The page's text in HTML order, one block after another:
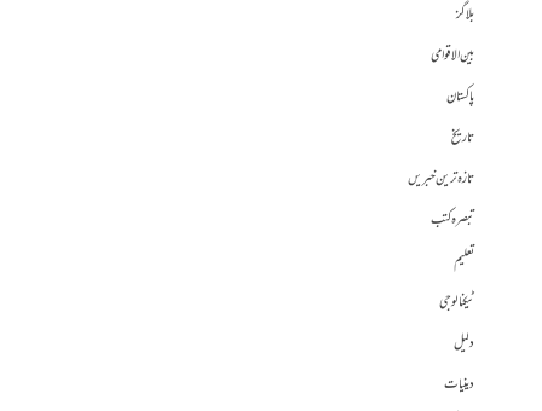
بلاگز
بین الاقوامی
پاکستان
تاریخ
تازہ ترین خبریں
تبصرہ کتب
تعلیم
ٹیکنالوجی
دلیل
دینیات